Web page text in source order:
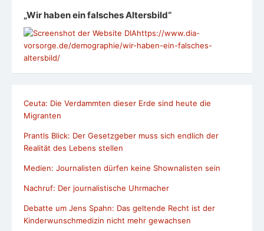
„Wir haben ein falsches Altersbild“
https://www.dia-
vorsorge.de/demographie/wir-haben-ein-falsches-
altersbild/
Ceuta: Die Verdammten dieser Erde sind heute die
Migranten
Prantls Blick: Der Gesetzgeber muss sich endlich der
Realität des Lebens stellen
Medien: Journalisten dürfen keine Shownalisten sein
Nachruf: Der journalistische Uhrmacher
Debatte um Jens Spahn: Das geltende Recht ist der
Kinderwunschmedizin nicht mehr gewachsen